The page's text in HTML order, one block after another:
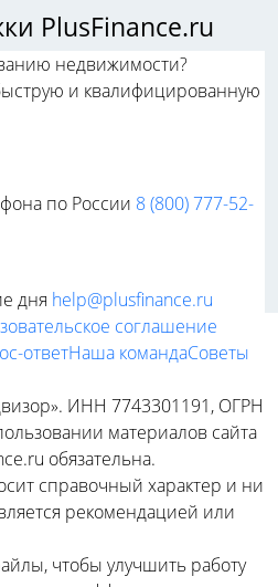
PlusFinance.ru
недвижимости?
и квалифицированную
по России 8 (800) 777-52-
дня help@plusfinance.ru
соглашение
ответНаша командаСоветы
ИНН 7743301191, ОГРН
материалов сайта
обязательна.
справочный характер и ни
рекомендацией или
чтобы улучшить работу